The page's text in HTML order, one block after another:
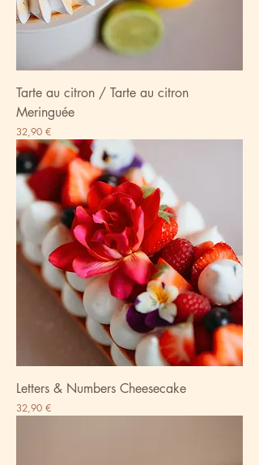
Tarte au citron / Tarte au citron
Meringuée
Prix
32,90 €
Letters & Numbers Cheesecake
Prix
32,90 €